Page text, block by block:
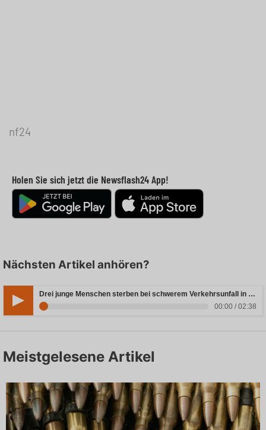
nf24
Holen Sie sich jetzt die Newsflash24 App!
Nächsten Artikel anhören?
Drei junge Menschen sterben bei schwerem Verkehrsunfall in Rheinland-Pfalz
00:00 / 02:38
Meistgelesene Artikel